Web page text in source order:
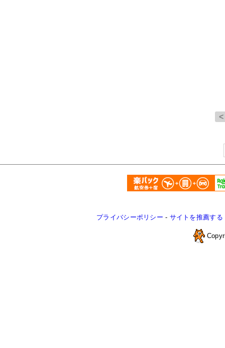
プライバシーポリシー - サイトを推薦する